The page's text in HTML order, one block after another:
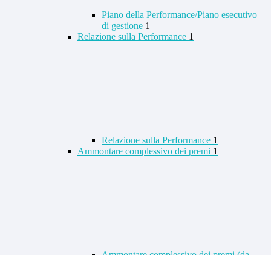
Piano della Performance/Piano esecutivo
di gestione 1
Relazione sulla Performance 1
Relazione sulla Performance 1
Ammontare complessivo dei premi 1